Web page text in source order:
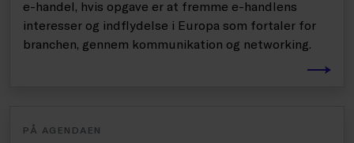
e-handel, hvis opgave er at fremme e-handlens
interesser og indflydelse i Europa som fortaler for
branchen, gennem kommunikation og networking.
PÅ AGENDAEN